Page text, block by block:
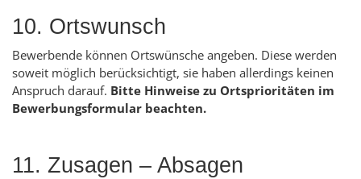
10. Ortswunsch
Bewerbende können Ortswünsche angeben. Diese werden
soweit möglich berücksichtigt, sie haben allerdings keinen
Anspruch darauf. Bitte Hinweise zu Ortsprioritäten im
Bewerbungsformular beachten.
11. Zusagen – Absagen